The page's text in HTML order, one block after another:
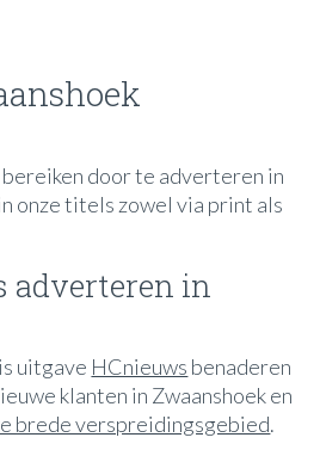
door te adverteren in
onze titels zowel via print als
adverteren in
uitgave HCnieuws benaderen
klanten in Zwaanshoek en
brede verspreidingsgebied.